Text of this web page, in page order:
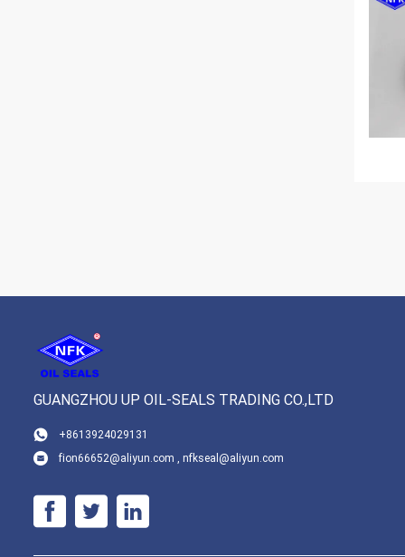
GUANGZHOU UP OIL-SEALS TRADING CO.,LTD
+8613924029131
fion66652@aliyun.com , nfkseal@aliyun.com